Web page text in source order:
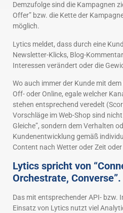
Demzufolge sind die Kampagnen
Offer” bzw. die Kette der
möglich.
Lytics meldet, dass durch eine
Newsletter-Klicks, Blog-
Interessen verändert oder die
Wo auch immer der Kunde mit
Off- oder Online, egale welcher
stehen entsprechend veredelt
Vorschläge im Web-Shop sind
Gleiche”, sondern dem Verhalten
Kundenentwicklung gemäß
Content nach Wetter oder Zeit oder
Lytics spricht von
Orchestrate, Converse”.
Das mit entsprechender API- bzw.
Einsatz von Lytics nutzt viel